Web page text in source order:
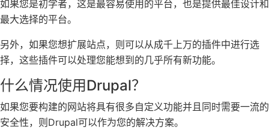
如果您是初学者，这是最容易使用的平台，也是提供最佳设计和
最大选择的平台。
另外，如果您想扩展站点，则可以从成千上万的插件中进行选
择，这些插件可以处理您能想到的几乎所有新功能。
什么情况使用Drupal？
如果您要构建的网站将具有很多自定义功能并且同时需要一流的
安全性，则Drupal可以作为您的解决方案。